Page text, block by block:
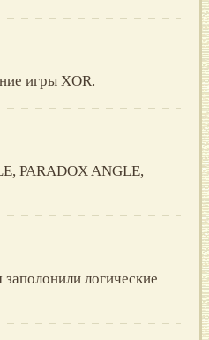
игры XOR.
PARADОX ANGLE,
заполонили логические